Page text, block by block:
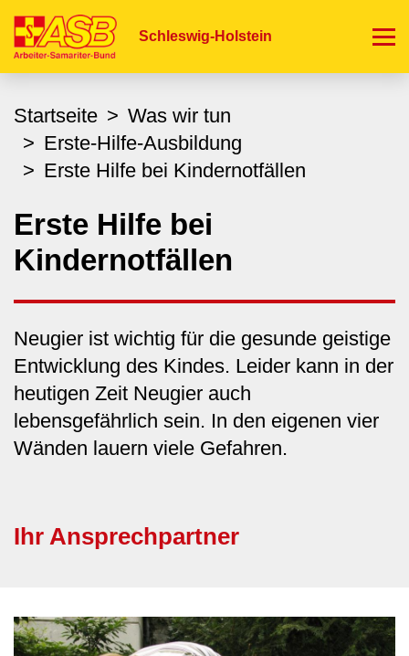
zum
Schleswig-Holstein
Startseite
Was wir tun
Erste-Hilfe-Ausbildung
Erste Hilfe bei Kindernotfällen
Erste Hilfe bei
Kindernotfällen
Neugier ist wichtig für die gesunde geistige
Entwicklung des Kindes. Leider kann in der
heutigen Zeit Neugier auch
lebensgefährlich sein. In den eigenen vier
Wänden lauern viele Gefahren.
Ihr Ansprechpartner